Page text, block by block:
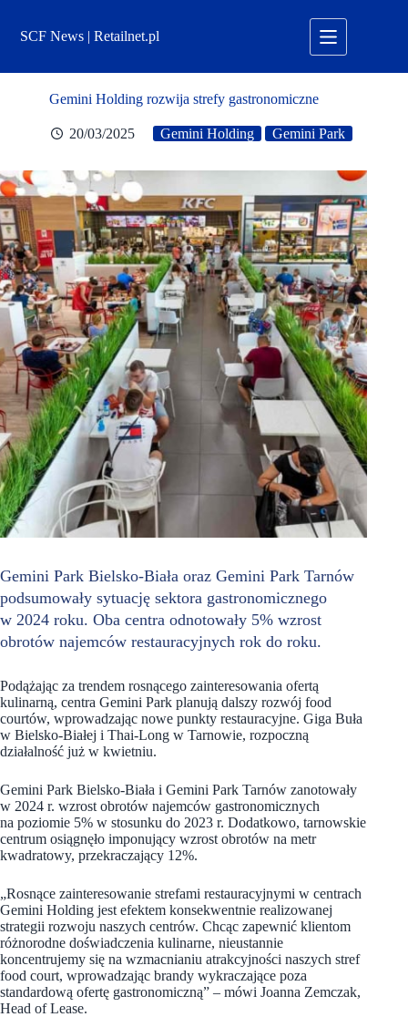
treściSCF News | Retailnet.pl
Gemini Holding rozwija strefy gastronomiczne
20/03/2025 Gemini Holding Gemini Park
Gemini Park Bielsko-Biała oraz Gemini Park Tarnów
podsumowały sytuację sektora gastronomicznego
w 2024 roku. Oba centra odnotowały 5% wzrost
obrotów najemców restauracyjnych rok do roku.
Podążając za trendem rosnącego zainteresowania ofertą
kulinarną, centra Gemini Park planują dalszy rozwój food
courtów, wprowadzając nowe punkty restauracyjne. Giga Buła
w Bielsko-Białej i Thai-Long w Tarnowie, rozpoczną
działalność już w kwietniu.
Gemini Park Bielsko-Biała i Gemini Park Tarnów zanotowały
w 2024 r. wzrost obrotów najemców gastronomicznych
na poziomie 5% w stosunku do 2023 r. Dodatkowo, tarnowskie
centrum osiągnęło imponujący wzrost obrotów na metr
kwadratowy, przekraczający 12%.
„Rosnące zainteresowanie strefami restauracyjnymi w centrach
Gemini Holding jest efektem konsekwentnie realizowanej
strategii rozwoju naszych centrów. Chcąc zapewnić klientom
różnorodne doświadczenia kulinarne, nieustannie
koncentrujemy się na wzmacnianiu atrakcyjności naszych stref
food court, wprowadzając brandy wykraczające poza
standardową ofertę gastronomiczną” – mówi Joanna Zemczak,
Head of Lease.